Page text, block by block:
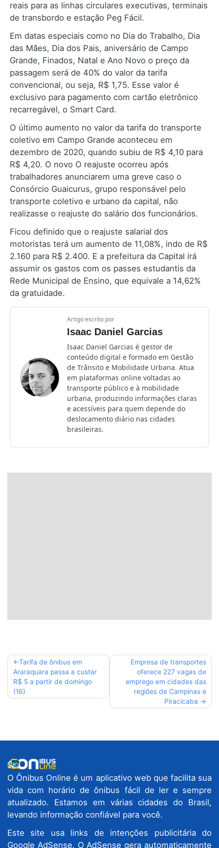
reais para as linhas circulares executivas, terminais
de transbordo e estação Peg Fácil.
Em datas especiais como no Dia do Trabalho, Dia
das Mães, Dia dos Pais, aniversário de Campo
Grande, Finados, Natal e Ano Novo o preço da
passagem será de 40% do valor da tarifa
convencional, ou seja, R$ 1,75. Esse valor é
exclusivo para pagamento com cartão eletrônico
recarregável, o Smart Card.
O último aumento no valor da tarifa do transporte
coletivo em Campo Grande aconteceu em
dezembro de 2020, quando subiu de R$ 4,10 para
R$ 4,20. O novo O reajuste ocorreu após
trabalhadores anunciarem uma greve caso o
Consórcio Guaicurus, grupo responsável pelo
transporte coletivo e urbano da capital, não
realizasse o reajuste do salário dos funcionários.
Ficou definido que o reajuste salarial dos
motoristas terá um aumento de 11,08%, indo de R$
2.160 para R$ 2.400. E a prefeitura da Capital irá
assumir os gastos com os passes estudantis da
Rede Municipal de Ensino, que equivale a 14,62%
da gratuidade.
Artigo escrito por
Isaac Daniel Garcias
Isaac Daniel Garcias é gestor de
conteúdo digital e formado em Gestão
de Trânsito e Mobilidade Urbana. Atua
em plataformas online voltadas ao
transporte público e à mobilidade
urbana, produzindo informações claras
e acessíveis para quem depende do
deslocamento diário nas cidades
brasileiras.
Navegação
de
Post
Tarifa de ônibus em
Araraquara passa a custar
R$ 5 a partir de domingo
(16)
Empresa de transportes
oferece 227 vagas de
emprego em cidades das
regiões de Campinas e
Piracicaba
O Ônibus Online é um aplicativo web que facilita sua
vida com horário de ônibus fácil de ler e sempre
atualizado. Estamos em várias cidades do Brasil,
levando informação confiável para você.
Este site usa links de intenções publicitária do
Google AdSense. O AdSense gera automaticamente